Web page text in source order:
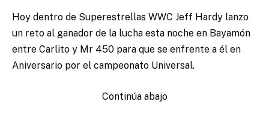
Hoy dentro de Superestrellas WWC Jeff Hardy lanzo
un reto al ganador de la lucha esta noche en Bayamón
entre Carlito y Mr 450 para que se enfrente a él en
Aniversario por el campeonato Universal.
Continúa abajo